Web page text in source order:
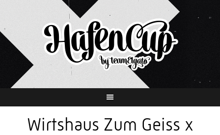
Inhalt
Wirtshaus Zum Geiss x